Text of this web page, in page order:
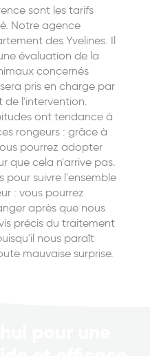
sont les tarifs
Notre agence
des Yvelines. Il
évaluation de la
concernés
pris en charge par
de l'intervention.
ont tendance à
rongeurs : grâce à
pourrez adopter
que cela n'arrive pas.
pour suivre l'ensemble
: vous pourrez
après que nous
précis du traitement
nous paraît
mauvaise surprise.